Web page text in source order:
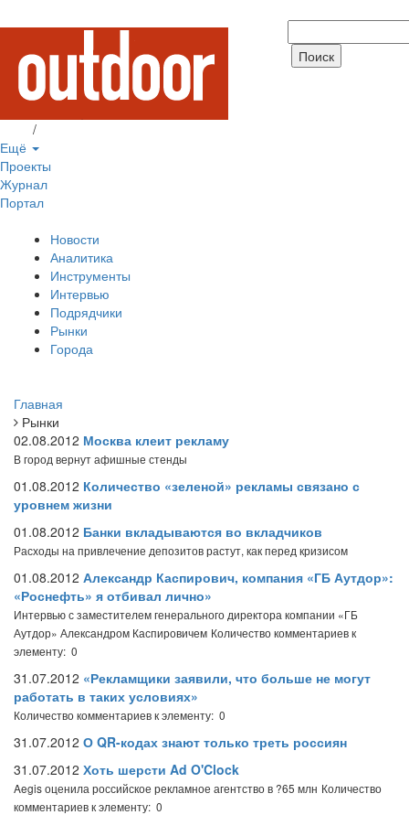
/
Ещё
Проекты
Журнал
Портал
Новости
Аналитика
Инструменты
Интервью
Подрядчики
Рынки
Города
Главная
Рынки
02.08.2012 Москва клеит рекламу
В город вернут афишные стенды
01.08.2012 Количество «зеленой» рекламы связано с
уровнем жизни
01.08.2012 Банки вкладываются во вкладчиков
Расходы на привлечение депозитов растут, как перед кризисом
01.08.2012 Александр Каспирович, компания «ГБ Аутдор»:
«Роснефть» я отбивал лично»
Интервью с заместителем генерального директора компании «ГБ
Аутдор» Александром Каспировичем Количество комментариев к
элементу: 0
31.07.2012 «Рекламщики заявили, что больше не могут
работать в таких условиях»
Количество комментариев к элементу: 0
31.07.2012 О QR-кодах знают только треть россиян
31.07.2012 Хоть шерсти Ad O'Clock
Aegis оценила российское рекламное агентство в ?65 млн Количество
комментариев к элементу: 0